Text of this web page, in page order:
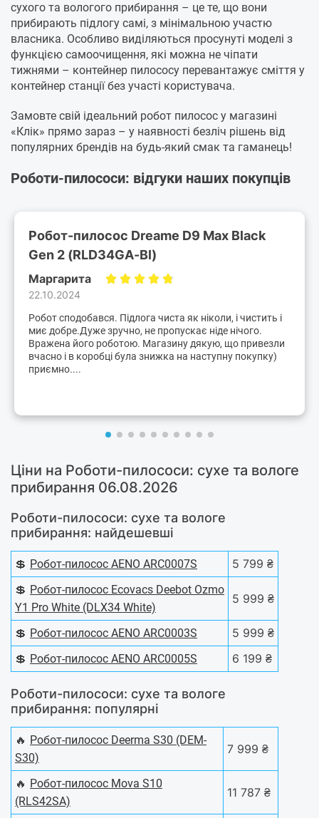
сухого та вологого прибирання – це те, що вони
прибирають підлогу самі, з мінімальною участю
власника. Особливо виділяються просунуті моделі з
функцією самоочищення, які можна не чіпати
тижнями – контейнер пилососу перевантажує сміття у
контейнер станції без участі користувача.
Замовте свій ідеальний робот пилосос у магазині
«Клік» прямо зараз – у наявності безліч рішень від
популярних брендів на будь-який смак та гаманець!
Роботи-пилососи: відгуки наших покупців
Робот-пилосос Dreame D9 Max Black
Gen 2 (RLD34GA-Bl)
Маргарита
22.10.2024
Робот сподобався. Підлога чиста як ніколи, і чистить і
миє добре.Дуже зручно, не пропускає ніде нічого.
Вражена його роботою. Магазину дякую, що привезли
вчасно і в коробці була знижка на наступну покупку)
приємно....
Ціни на Роботи-пилососи: сухе та вологе
прибирання 06.08.2026
Роботи-пилососи: сухе та вологе
прибирання: найдешевші
💲 Робот-пилосос AENO ARC0007S
5 799 ₴
💲 Робот-пилосос Ecovacs Deebot Ozmo
Y1 Pro White (DLX34 White)
5 999 ₴
💲 Робот-пилосос AENO ARC0003S
5 999 ₴
💲 Робот-пилосос AENO ARC0005S 6 199 ₴
Роботи-пилососи: сухе та вологе
прибирання: популярні
🔥 Робот-пилосос Deerma S30 (DEM-
S30)
7 999 ₴
🔥 Робот-пилосос Mova S10
(RLS42SA)
11 787 ₴